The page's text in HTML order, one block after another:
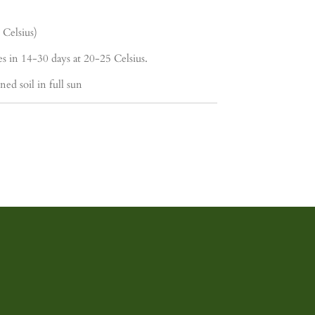
in 14-30 days at 20-25 Celsius.
soil in full sun